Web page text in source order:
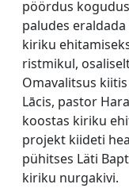
pöördus
paludes
kiriku
ristmikul,
Omavalitsus
Lācis, pastor
koostas kiriku
projekt kiideti
pühitses Läti
kiriku nurgakivi.